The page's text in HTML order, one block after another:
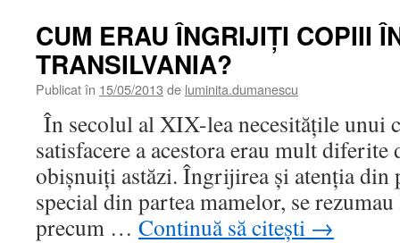
CUM ERAU ÎNGRIJIŢI COPIII
TRANSILVANIA?
Publicat în 15/05/2013 de luminita.dumanescu
În secolul al XIX-lea necesităţile unui
satisfacere a acestora erau mult diferite
obişnuiţi astăzi. Îngrijirea şi atenţia din
special din partea mamelor, se
precum … Continuă să citești →